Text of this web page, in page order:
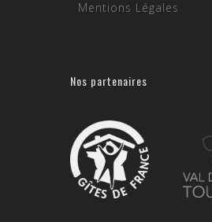
Mentions Légales
Nos partenaires